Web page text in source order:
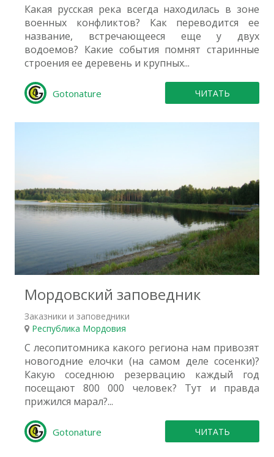
Какая русская река всегда находилась в зоне
военных конфликтов? Как переводится ее
название, встречающееся еще у двух
водоемов? Какие события помнят старинные
строения ее деревень и крупных...
Gotonature ЧИТАТЬ
4
Мордовский заповедник
Заказники и заповедники
Республика Мордовия
С лесопитомника какого региона нам привозят
новогодние елочки (на самом деле сосенки)?
Какую соседнюю резервацию каждый год
посещают 800 000 человек? Тут и правда
прижился марал?...
Gotonature ЧИТАТЬ